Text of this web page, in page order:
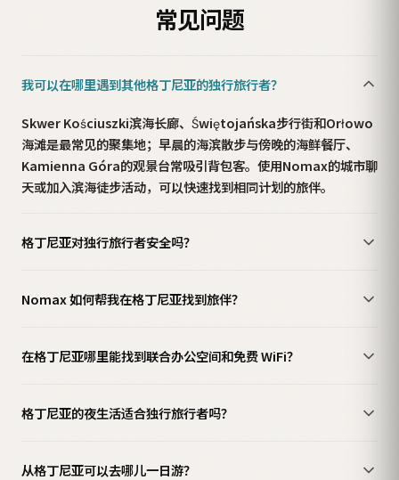
常见问题
我可以在哪里遇到其他格丁尼亚的独行旅行者？
Skwer Kościuszki滨海长廊、Świętojańska步行街和Orłowo
海滩是最常见的聚集地；早晨的海滨散步与傍晚的海鲜餐厅、
Kamienna Góra的观景台常吸引背包客。使用Nomax的城市聊
天或加入滨海徒步活动，可以快速找到相同计划的旅伴。
格丁尼亚对独行旅行者安全吗？
Nomax 如何帮我在格丁尼亚找到旅伴？
在格丁尼亚哪里能找到联合办公空间和免费 WiFi？
格丁尼亚的夜生活适合独行旅行者吗？
从格丁尼亚可以去哪儿一日游？